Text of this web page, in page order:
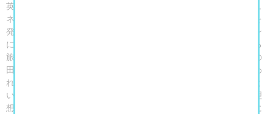
英雄ガリバルディの下でイタリア独立戦争に身を投じた兵士。ジュ
ネーヴの都市風景を巧みに表した石版画家。パリのサロンに作品を
発表し、当地でミレーやコローを研究するモダンな画家。ロンドン
に滞在して版画を制作しつつ、ターナーやコンスタブルを吸収する
旅人。フィレンツェの若手画家たちに信頼されるベテラン。南仏の
田舎道を友人と歩く風景画家。トリノでも東京でも教え子から慕わ
れる教育者。これらはすべて、「アントニオ・フォンタネージ」と
いうひとりの人間の側面です。何度も同じ主題を取り上げつつ、理
想の風景を絵画にしようとする姿勢、都市の忙しさや農村の労働に